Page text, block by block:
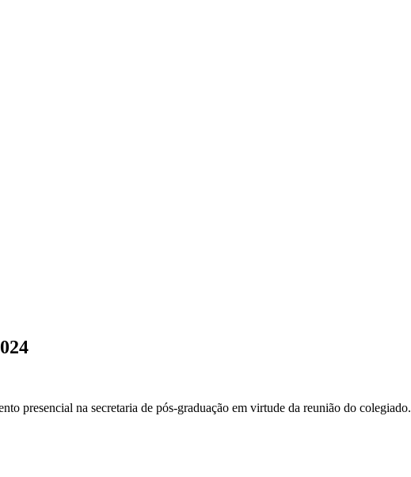
presencial na secretaria de pós-graduação em virtude da reunião do colegiado.